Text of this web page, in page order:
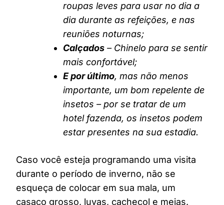
roupas leves para usar no dia a
dia durante as refeições, e nas
reuniões noturnas;
Calçados – Chinelo para se sentir
mais confortável;
E por último, mas não menos
importante, um bom repelente de
insetos – por se tratar de um
hotel fazenda, os insetos podem
estar presentes na sua estadia.
Caso você esteja programando uma visita
durante o período de inverno, não se
esqueça de colocar em sua mala, um
casaco grosso, luvas, cachecol e meias.